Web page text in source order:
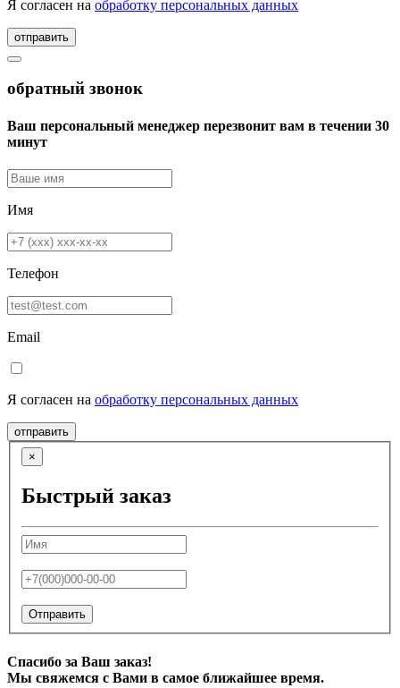
Я согласен на обработку персональных данных
отправить
обратный звонок
Ваш персональный менеджер перезвонит вам в течении 30
минут
Имя
Телефон
Email
Я согласен на обработку персональных данных
отправить
×
Быстрый заказ
Отправить
Спасибо за Ваш заказ!
Мы свяжемся с Вами в самое ближайшее время.